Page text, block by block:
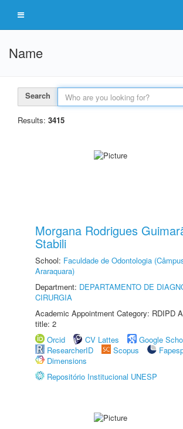
Name
Search
Results: 3415
Morgana Rodrigues
Stabili
School: Faculdade de Odontologia
Araraquara)
Department: DEPARTAMENTO DE
CIRURGIA
Academic Appointment Category: RDIPD
title: 2
Orcid
CV Lattes
Google
ResearcherID
Scopus
Dimensions
Repositório Institucional UNESP